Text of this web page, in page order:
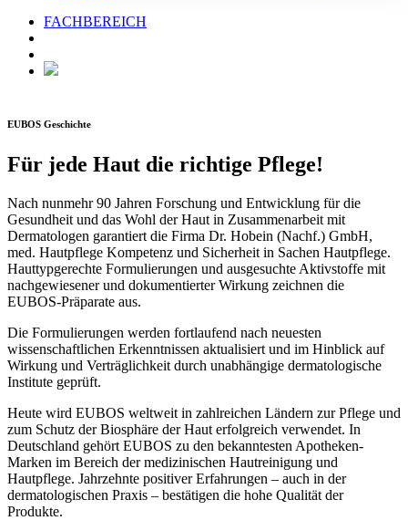
FACHBEREICH
EUBOS Geschichte
Für jede Haut die richtige Pflege!
Nach nunmehr 90 Jahren Forschung und Entwicklung für die
Gesundheit und das Wohl der Haut in Zusammenarbeit mit
Dermatologen garantiert die Firma Dr. Hobein (Nachf.) GmbH,
med. Hautpflege Kompetenz und Sicherheit in Sachen Hautpflege.
Hauttypgerechte Formulierungen und ausgesuchte Aktivstoffe mit
nachgewiesener und dokumentierter Wirkung zeichnen die
EUBOS-Präparate aus.
Die Formulierungen werden fortlaufend nach neuesten
wissenschaftlichen Erkenntnissen aktualisiert und im Hinblick auf
Wirkung und Verträglichkeit durch unabhängige dermatologische
Institute geprüft.
Heute wird EUBOS weltweit in zahlreichen Ländern zur Pflege und
zum Schutz der Biosphäre der Haut erfolgreich verwendet. In
Deutschland gehört EUBOS zu den bekanntesten Apotheken-
Marken im Bereich der medizinischen Hautreinigung und
Hautpflege. Jahrzehnte positiver Erfahrungen – auch in der
dermatologischen Praxis – bestätigen die hohe Qualität der
Produkte.